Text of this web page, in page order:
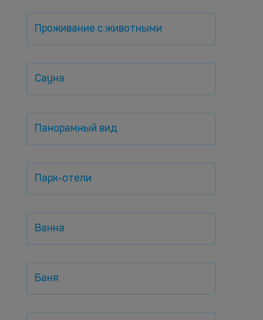
Проживание с животными
Сауна
Панорамный вид
Парк-отели
Ванна
Баня